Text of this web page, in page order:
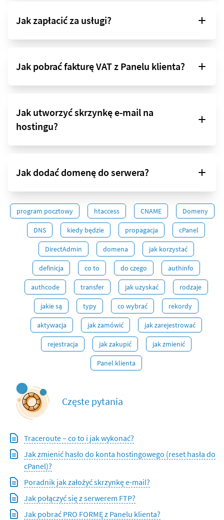
Jak zapłacić za usługi?
Jak pobrać fakturę VAT z Panelu klienta?
Jak utworzyć skrzynkę e-mail na
hostingu?
Jak dodać domenę do serwera?
program pocztowy htaccess CNAME Domeny
DNS kiedy będzie propagacja cPanel
DirectAdmin domena jak korzystać
definicja co to do czego authinfo
authcode transfer jak uzyskać rodzaje
jakie są typy co wybrać rekordy
aktywacja jak zamówić jak zarejestrować
rejestracja jak zakupić jak zmienić
Panel klienta
Częste pytania
Traceroute – co to i jak wykonać?
Jak zmienić hasło do konta hostingowego (reset hasła do
cPanel)?
Poradnik jak założyć skrzynkę e-mail?
Jak połączyć się z serwerem FTP?
Jak pobrać PRO FORMĘ z Panelu klienta?